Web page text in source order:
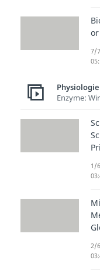
des
Die
des
or
7/
Enzyme:
1/
2/